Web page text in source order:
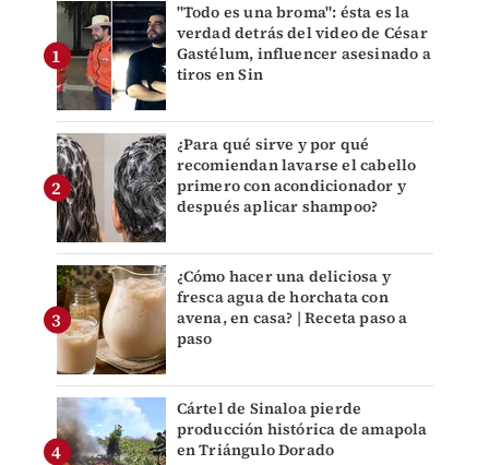
"Todo es una broma": ésta es la
verdad detrás del video de César
Gastélum, influencer asesinado a
tiros en Sin
¿Para qué sirve y por qué
recomiendan lavarse el cabello
primero con acondicionador y
después aplicar shampoo?
¿Cómo hacer una deliciosa y
fresca agua de horchata con
avena, en casa? | Receta paso a
paso
Cártel de Sinaloa pierde
producción histórica de amapola
en Triángulo Dorado